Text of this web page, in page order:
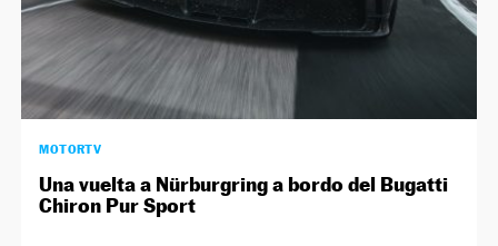
MOTORTV
Una vuelta a Nürburgring a bordo del Bugatti
Chiron Pur Sport